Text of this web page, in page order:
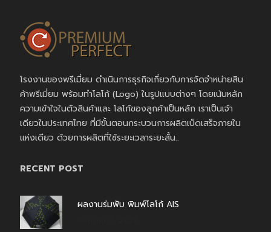
โรงงานของพรีเมี่ยม ดำเนินการธุรกิจเกี่ยวกับการจัดจำหน่ายสิน
ค้าพรีเมี่ยม พร้อมทำโลโก้ (Logo) ในรูปแบบต่างๆ โดยเน้นหลัก
ความเข้าใจในตัวสินค้าและ โลโก้ของลูกค้าเป็นหลัก เราเป็นเจ้า
เดียวในประเทศไทย ที่มีขั้นตอนกระบวนการผลิตเบ็ดเสร็จภายใน
แห่งเดียว ด้วยการผลิตที่ใช้ระยะเวลาระยะสั้น..
RECENT POST
ผลงานร่มพับ พิมพ์โลโก้ AIS